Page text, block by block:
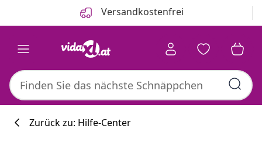
Versandkostenfrei
Zurück zu: Hilfe-Center